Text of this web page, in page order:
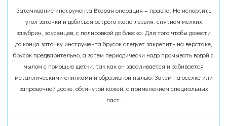
Затачивание инструмента Вторая операция – правка. Не испортить
угол заточки и добиться острого жала лезвия, снятием мелких
зазубрин, заусенцев, с полировкой до блеска. Для того чтобы довести
до конца заточку инструмента брусок следует закрепить на верстаке,
брусок предварительно, а затем периодически надо промывать водой с
мылом с помощью щетки, так как он засаливается и забивается
металлическими опилками и образивной пылью. Затем на оселке или
заправочной доске, обтянутой кожей, с применением специальных
паст.